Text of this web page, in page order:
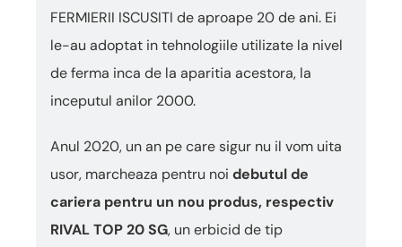
FERMIERII ISCUSITI de aproape 20 de ani. Ei
le-au adoptat in tehnologiile utilizate la nivel
de ferma inca de la aparitia acestora, la
inceputul anilor 2000.
Anul 2020, un an pe care sigur nu il vom uita
usor, marcheaza pentru noi debutul de
cariera pentru un nou produs, respectiv
RIVAL TOP 20 SG, un erbicid de tip